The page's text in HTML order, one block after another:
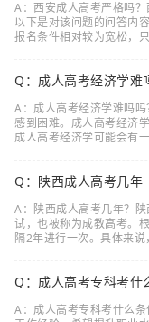
A：西安成人高考严格吗？
以下是对该问题的问答内
报名条件相对较为宽松，
Q：成人高考经济学难
A：成人高考经济学难吗
感到困难。成人高考经济
成人高考经济学可能会有
Q：陕西成人高考几年
A：陕西成人高考几年？
试，也被称为成教高考。
隔2年进行一次。具体来
Q：成人高考专科考什
A：成人高考专科考什么